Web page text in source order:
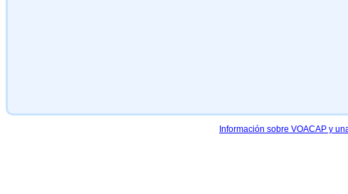
Información sobre VOACAP y